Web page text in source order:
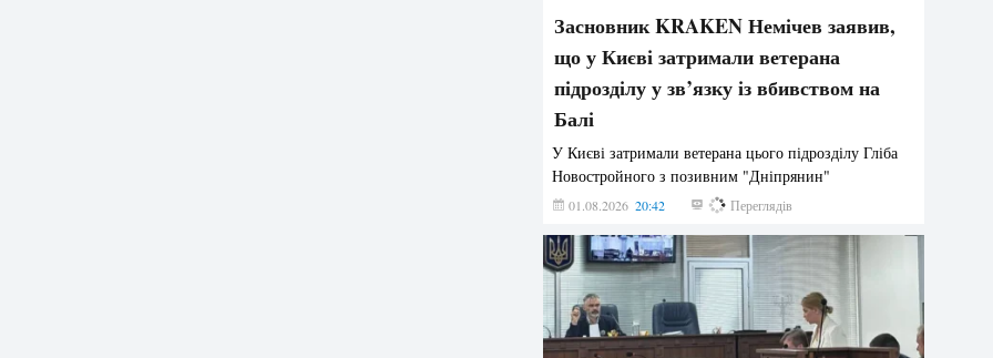
Засновник KRAKEN Немічев заявив,
що у Києві затримали ветерана
підрозділу у зв’язку із вбивством на
Балі
У Києві затримали ветерана цього підрозділу Гліба
Новостройного з позивним "Дніпрянин"
01.08.2026 20:42 194 Переглядів